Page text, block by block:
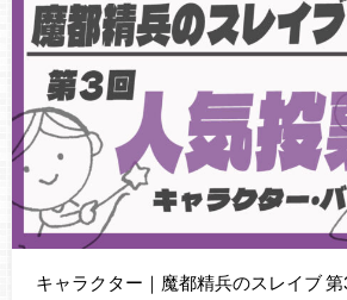
キャラクター｜魔都精兵のスレイブ 第